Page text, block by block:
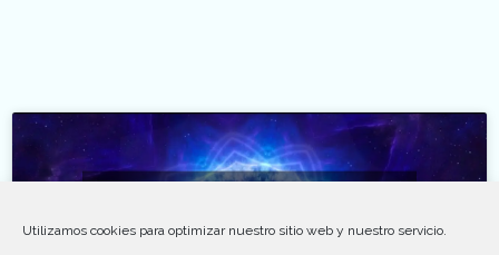
Utilizamos cookies para optimizar nuestro sitio web y nuestro servicio.